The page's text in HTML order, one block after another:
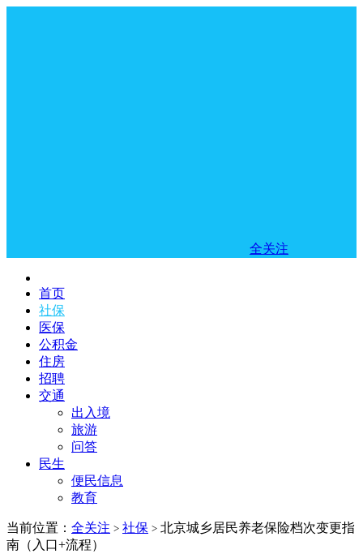
全关注
首页
社保
医保
公积金
住房
招聘
交通
出入境
旅游
问答
民生
便民信息
教育
当前位置： 全关注 > 社保 > 北京城乡居民养老保险档次变更指
南（入口+流程）